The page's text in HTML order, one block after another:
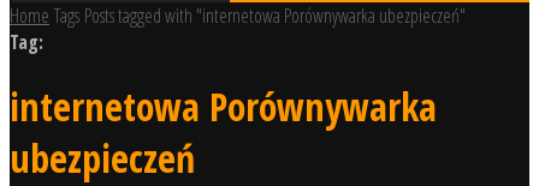
Home Tags Posts tagged with "internetowa Porównywarka ubezpieczeń"
Tag:
internetowa Porównywarka
ubezpieczeń